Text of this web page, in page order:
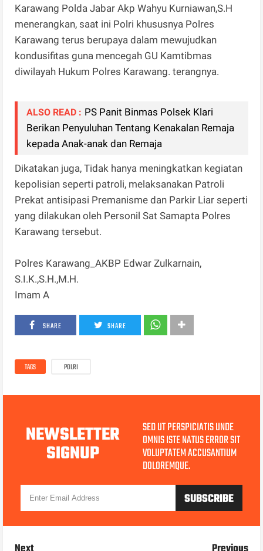
Karawang Polda Jabar Akp Wahyu Kurniawan,S.H
menerangkan, saat ini Polri khususnya Polres
Karawang terus berupaya dalam mewujudkan
kondusifitas guna mencegah GU Kamtibmas
diwilayah Hukum Polres Karawang. terangnya.
ALSO READ : PS Panit Binmas Polsek Klari
Berikan Penyuluhan Tentang Kenakalan Remaja
kepada Anak-anak dan Remaja
Dikatakan juga, Tidak hanya meningkatkan kegiatan
kepolisian seperti patroli, melaksanakan Patroli
Prekat antisipasi Premanisme dan Parkir Liar seperti
yang dilakukan oleh Personil Sat Samapta Polres
Karawang tersebut.
Polres Karawang_AKBP Edwar Zulkarnain,
S.I.K.,S.H.,M.H.
Imam A
SHARE SHARE
TAGS POLRI
NEWSLETTER
SIGNUP
SED UT PERSPICIATIS UNDE
OMNIS ISTE NATUS ERROR SIT
VOLUPTATEM ACCUSANTIUM
DOLOREMQUE.